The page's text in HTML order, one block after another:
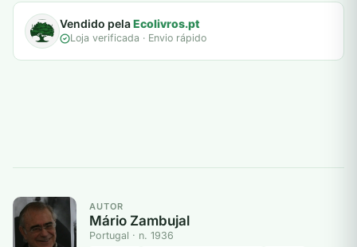
Vendido pelaEcolivros.pt
Loja verificada · Envio rápido
AUTOR
Mário Zambujal
Portugal · n. 1936